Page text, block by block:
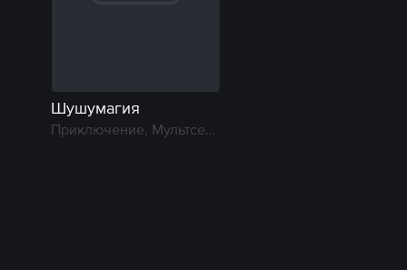
Шушумагия
Приключение, Мультсериал